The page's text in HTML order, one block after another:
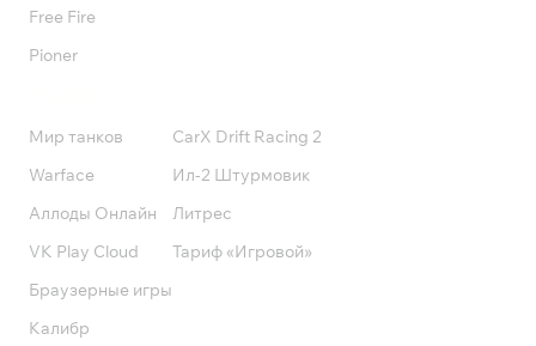
Free Fire
Pioner
Мир танков
Warface
Аллоды Онлайн
VK Play Cloud
Браузерные игры
Калибр
CarX Drift Racing 2
Ил-2 Штурмовик
Литрес
Тариф «Игровой»